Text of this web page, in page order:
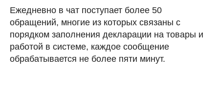
Ежедневно в чат поступает более 50
обращений, многие из которых связаны с
порядком заполнения декларации на товары и
работой в системе, каждое сообщение
обрабатывается не более пяти минут.